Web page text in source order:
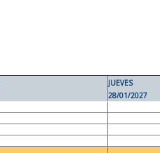
JUEVES
28/01/2027